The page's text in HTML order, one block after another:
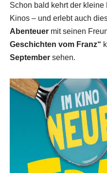
Schon bald kehrt der
Kinos – und erlebt auch
Abenteuer mit seinen
Geschichten vom Franz“
September sehen.